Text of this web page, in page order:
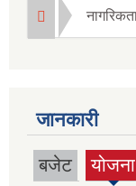
जानकारी
बजेट योजना
(active